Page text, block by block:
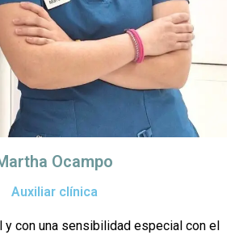
Ocampo
Auxiliar clínica
y con una sensibilidad especial con el